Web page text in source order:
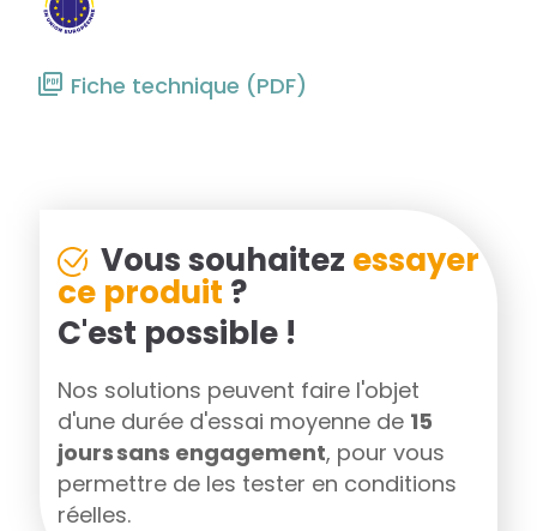
Fiche technique (PDF)
Vous souhaitez essayer
ce produit ?
C'est possible !
Nos solutions peuvent faire l'objet
d'une durée d'essai moyenne de 15
jours sans engagement, pour vous
permettre de les tester en conditions
réelles.